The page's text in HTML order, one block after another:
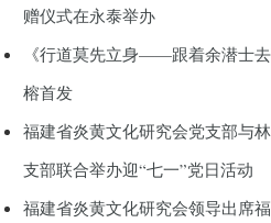
赠仪式在永泰举办
《行道莫先立身——跟着余潜士
榕首发
福建省炎黄文化研究会党支部与
支部联合举办迎“七一”党日活动
福建省炎黄文化研究会领导出席